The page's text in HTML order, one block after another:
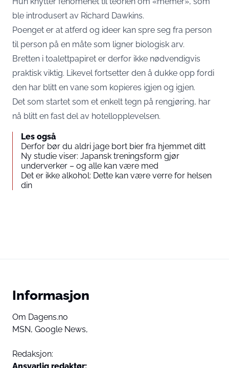
ble introdusert av Richard Dawkins.
Poenget er at atferd og ideer kan spre seg fra person
til person på en måte som ligner biologisk arv.
Bretten i toalettpapiret er derfor ikke nødvendigvis
praktisk viktig. Likevel fortsetter den å dukke opp fordi
den har blitt en vane som kopieres igjen og igjen.
Det som startet som et enkelt tegn på rengjøring, har
nå blitt en fast del av hotellopplevelsen.
Les også
Derfor bør du aldri jage bort bier fra hjemmet ditt
Ny studie viser: Japansk treningsform gjør
underverker – og alle kan være med
Det er ikke alkohol: Dette kan være verre for helsen
din
Informasjon
Om Dagens.no
MSN, Google News,
Redaksjon:
Ansvarlig redaktør: